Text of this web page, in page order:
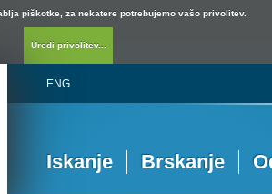
piškotke, za nekatere potrebujemo vašo privolitev.
Uredi privolitev...
ENG
Iskanje Brskanje